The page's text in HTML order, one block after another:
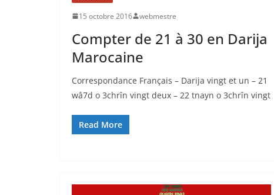
15 octobre 2016 webmestre
Compter de 21 à 30 en Darija
Marocaine
Correspondance Français – Darija vingt et un – 21
wâ7d o 3chrîn vingt deux – 22 tnayn o 3chrîn vingt
Read More